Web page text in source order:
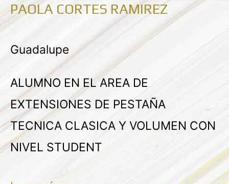
PAOLA CORTES RAMIREZ
Guadalupe
ALUMNO EN EL AREA DE
EXTENSIONES DE PESTAÑA
TECNICA CLASICA Y VOLUMEN CON
NIVEL STUDENT
PAOLA
RAMIREZ